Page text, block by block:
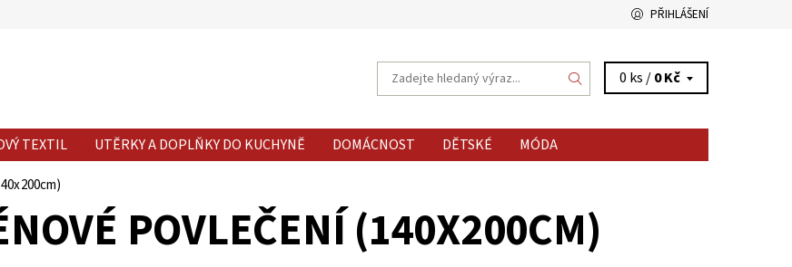
PŘIHLÁŠENÍ
0 ks /0 Kč
TEXTIL UTĚRKY A DOPLŇKY DO KUCHYNĚ DOMÁCNOST DĚTSKÉ
MÓDA
POVLEČENÍ (140X200CM)